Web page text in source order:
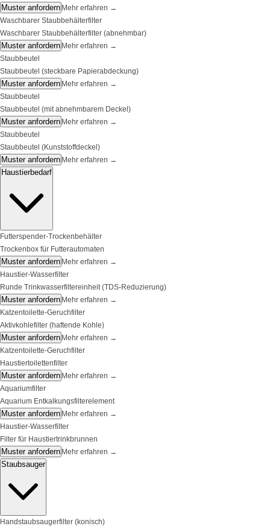
Muster anfordern Mehr erfahren →
Waschbarer Staubbehälterfilter
Waschbarer Staubbehälterfilter (abnehmbar)
Muster anfordern Mehr erfahren →
Staubbeutel
Staubbeutel (steckbare Papierabdeckung)
Muster anfordern Mehr erfahren →
Staubbeutel
Staubbeutel (mit abnehmbarem Deckel)
Muster anfordern Mehr erfahren →
Staubbeutel
Staubbeutel (Kunststoffdeckel)
Muster anfordern Mehr erfahren →
Haustierbedarf
Futterspender-Trockenbehälter
Trockenbox für Futterautomaten
Muster anfordern Mehr erfahren →
Haustier-Wasserfilter
Runde Trinkwasserfiltereinheit (TDS-Reduzierung)
Muster anfordern Mehr erfahren →
Katzentoilette-Geruchfilter
Aktivkohlefilter (haftende Kohle)
Muster anfordern Mehr erfahren →
Katzentoilette-Geruchfilter
Haustiertoilettenfilter
Muster anfordern Mehr erfahren →
Aquariumfilter
Aquarium Entkalkungsfilterelement
Muster anfordern Mehr erfahren →
Haustier-Wasserfilter
Filter für Haustiertrinkbrunnen
Muster anfordern Mehr erfahren →
Staubsauger
Handstaubsaugerfilter (konisch)